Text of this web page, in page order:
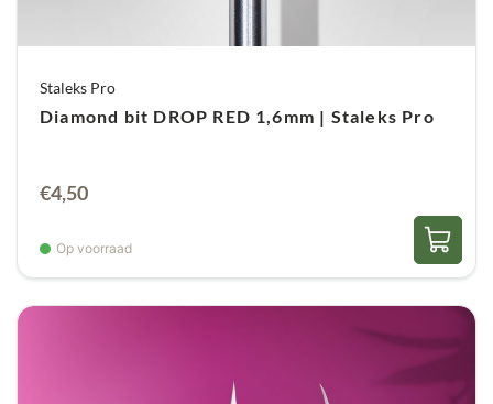
Staleks Pro
Diamond bit DROP RED 1,6mm | Staleks Pro
€4,50
Op voorraad